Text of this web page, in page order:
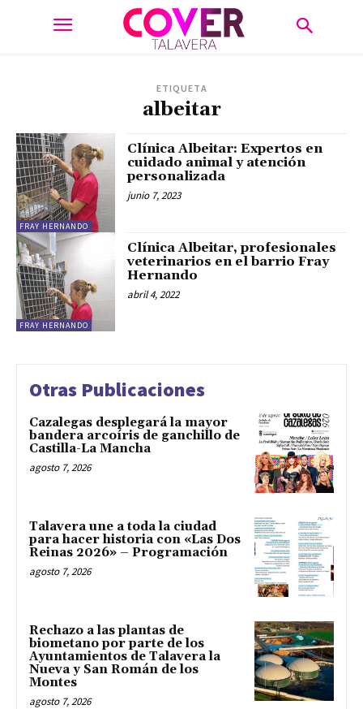
ETIQUETA
albeitar
FRAY HERNANDO
Clínica Albeitar: Expertos en
cuidado animal y atención
personalizada
junio 7, 2023
FRAY HERNANDO
Clínica Albeitar, profesionales
veterinarios en el barrio Fray
Hernando
abril 4, 2022
Otras Publicaciones
Cazalegas desplegará la mayor
bandera arcoíris de ganchillo de
Castilla-La Mancha
agosto 7, 2026
Talavera une a toda la ciudad
para hacer historia con «Las Dos
Reinas 2026» – Programación
agosto 7, 2026
Rechazo a las plantas de
biometano por parte de los
Ayuntamientos de Talavera la
Nueva y San Román de los
Montes
agosto 7, 2026